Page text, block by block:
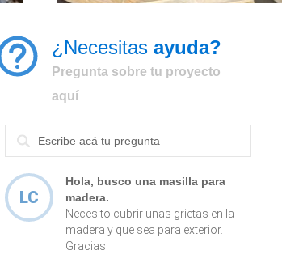
¿Necesitas ayuda?
Pregunta sobre tu proyecto
aquí
LC
Hola, busco una masilla para
madera.
Necesito cubrir unas grietas en la
madera y que sea para exterior.
Gracias.
Revestimiento de muro
En verano renovemos la terraza o fachada con un
revestimiento de muro